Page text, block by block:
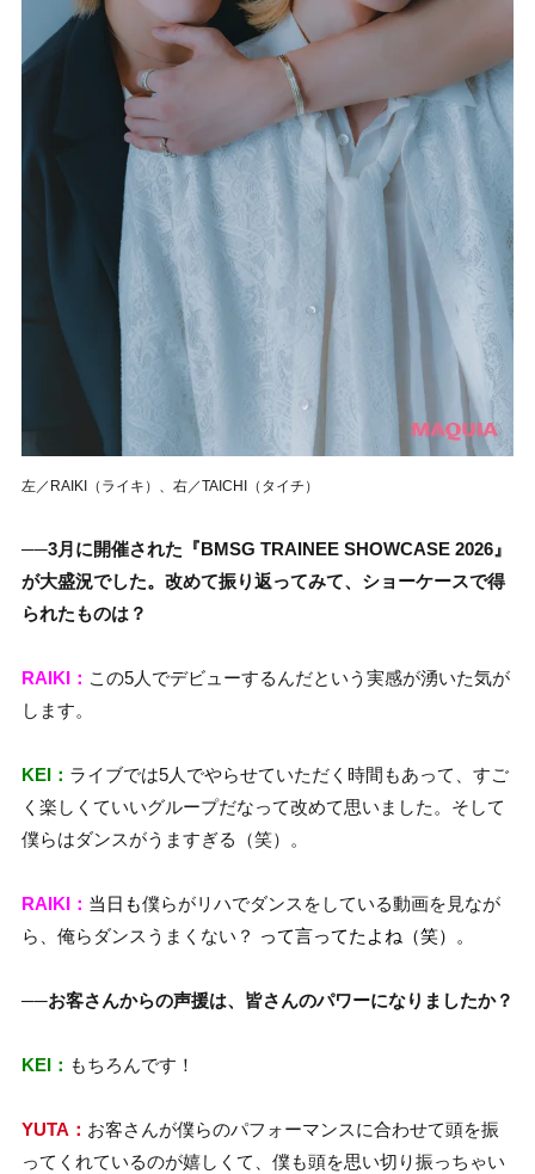
左／RAIKI（ライキ）、右／TAICHI（タイチ）
──3月に開催された『BMSG TRAINEE SHOWCASE 2026』
が大盛況でした。 改めて振り返ってみて、ショーケースで得
られたものは？
RAIKI： この5人でデビューするんだという実感が湧いた気が
します。
KEI： ライブでは5人でやらせていただく時間もあって、すご
く楽しくていいグループだなって改めて思いました。そして
僕らはダンスがうますぎる（笑）。
RAIKI： 当日も僕らがリハでダンスをしている動画を見なが
ら、俺らダンスうまくない？ って言ってたよね（笑）。
──お客さんからの声援は、皆さんのパワーになりましたか？
KEI： もちろんです！
YUTA： お客さんが僕らのパフォーマンスに合わせて頭を振
ってくれているのが嬉しくて、僕も頭を思い切り振っちゃい